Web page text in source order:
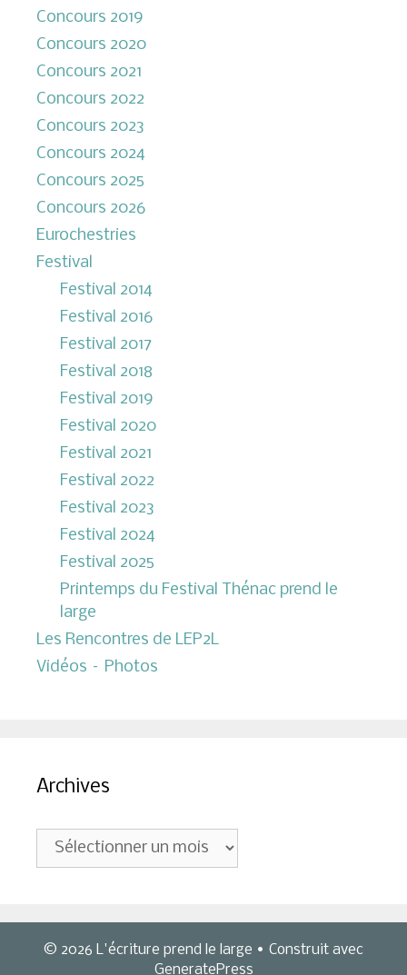
Concours 2019
Concours 2020
Concours 2021
Concours 2022
Concours 2023
Concours 2024
Concours 2025
Concours 2026
Eurochestries
Festival
Festival 2014
Festival 2016
Festival 2017
Festival 2018
Festival 2019
Festival 2020
Festival 2021
Festival 2022
Festival 2023
Festival 2024
Festival 2025
Printemps du Festival Thénac prend le
large
Les Rencontres de LEP2L
Vidéos – Photos
Archives
Archives
© 2026 L'écriture prend le large • Construit avec
GeneratePress